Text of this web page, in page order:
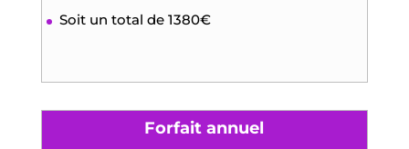
Soit un total de 1380€
Forfait annuel